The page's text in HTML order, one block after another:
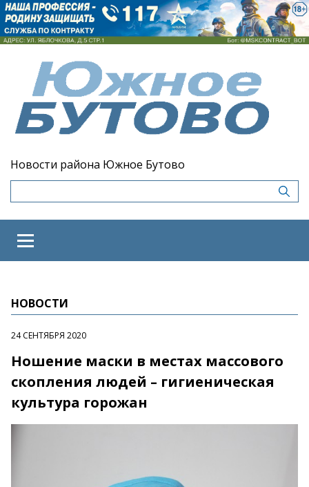
Новости района Южное Бутово
НОВОСТИ
24 СЕНТЯБРЯ 2020
Ношение маски в местах массового
скопления людей – гигиеническая
культура горожан